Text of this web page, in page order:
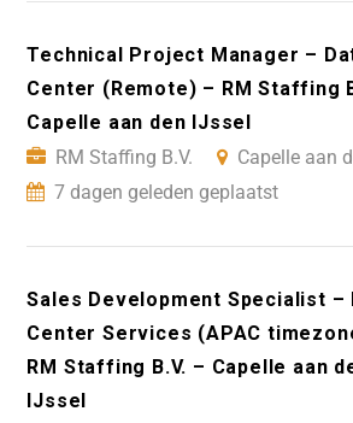
Technical Project Manager –
Center (Remote) – RM Staffing
Capelle aan den IJssel
RM Staffing B.V.
Capelle aan
7 dagen geleden geplaatst
Sales Development Specialist –
Center Services (APAC
RM Staffing B.V. – Capelle aan
IJssel